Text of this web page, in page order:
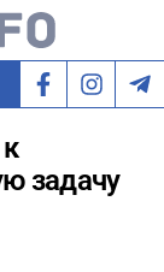
задачу